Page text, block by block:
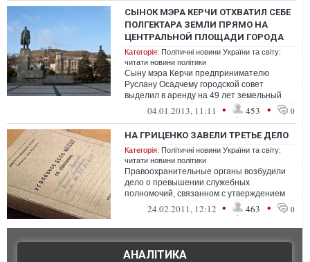
СЫНОК МЭРА КЕРЧИ ОТХВАТИЛ СЕБЕ
ПОЛГЕКТАРА ЗЕМЛИ ПРЯМО НА
ЦЕНТРАЛЬНОЙ ПЛОЩАДИ ГОРОДА
Категорія: Політичні новини України та світу:
читати новини політики
Сыну мэра Керчи предпринимателю
Руслану Осадчему городской совет
выделил в аренду на 49 лет земельный
участок на площади имени Ленина. В это
04.01.2013, 11:11 • 453 • 0
НА ГРИЦЕНКО ЗАВЕЛИ ТРЕТЬЕ ДЕЛО
Категорія: Політичні новини України та світу:
читати новини політики
Правоохранительные органы возбудили
дело о превышении служебных
полномочий, связанном с утверждением
технической документации на земельный
24.02.2011, 12:12 • 463 • 0
АНАЛІТИКА